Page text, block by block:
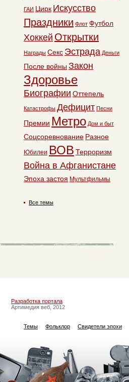
ГАИ Цирк Искусство
Праздники Флот Футбол
Хоккей Открытки
Награды Секс Эстрада Деньги
После войны Закон
Здоровье
Биографии Оттепель
Катастрофы Дефицит Песни
Премии Метро Дом и быт
Соцсоревнование Разное
Юбилеи ВОВ Терроризм
Война в Афганистане
Эпоха застоя Мультфильмы
Все темы
Разработка портала
Артимедия веб, 2012
Темы Фольклор Свидетели эпохи